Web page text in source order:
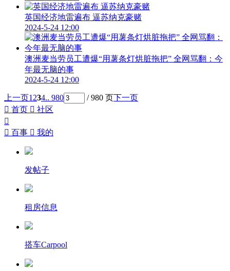
英国经济地雷遍布 逼苏纳克豪赌
2024-5-24 12:00
澳洲麦当劳员工遭爆“用薯条灯烘脏拖把” 全网骂翻：今
年最无脑的事
2024-5-24 12:00
上一页1 234.. 980 / 980 页下一页
 首页  社区

 百事  我的
发帖子
租房信息
搭车Carpool